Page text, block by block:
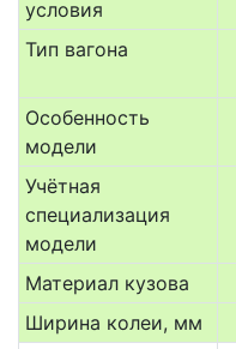
условия
Тип вагона
Особенность
модели
Учётная
специализация
модели
Материал кузова
Ширина колеи, мм